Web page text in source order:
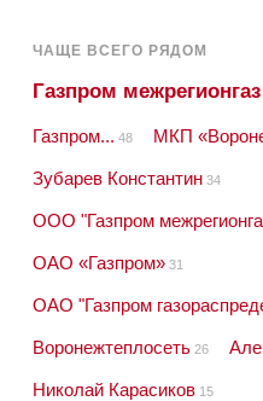
ЧАЩЕ ВСЕГО РЯДОМ
Газпром
Газпром... 48 МКП
Зубарев Константин 34
ООО "Газпром
ОАО «Газпром» 31
ОАО "Газпром
Воронежтеплосеть 26
Николай Карасиков 15